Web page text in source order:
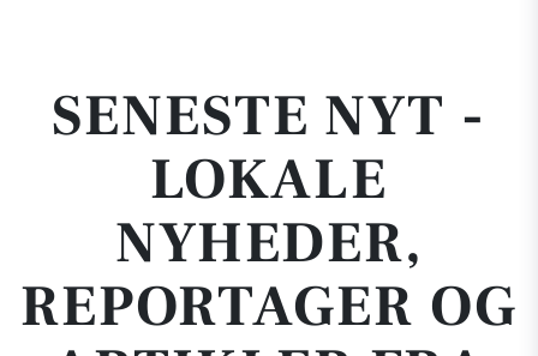
SENESTE NYT -
LOKALE
NYHEDER,
REPORTAGER OG